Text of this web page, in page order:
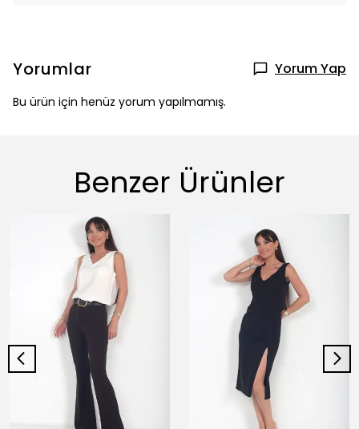
Yorumlar Yorum Yap
Bu ürün için henüz yorum yapılmamış.
Benzer Ürünler